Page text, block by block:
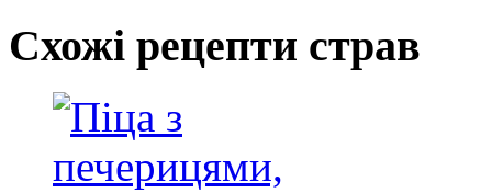
Схожі рецепти страв